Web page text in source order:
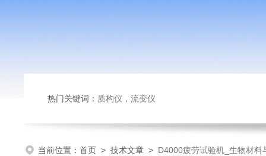
热门关键词： 质构仪 ， 流变仪
当前位置： 首页 > 技术文章 > D4000疲劳试验机_生物材料